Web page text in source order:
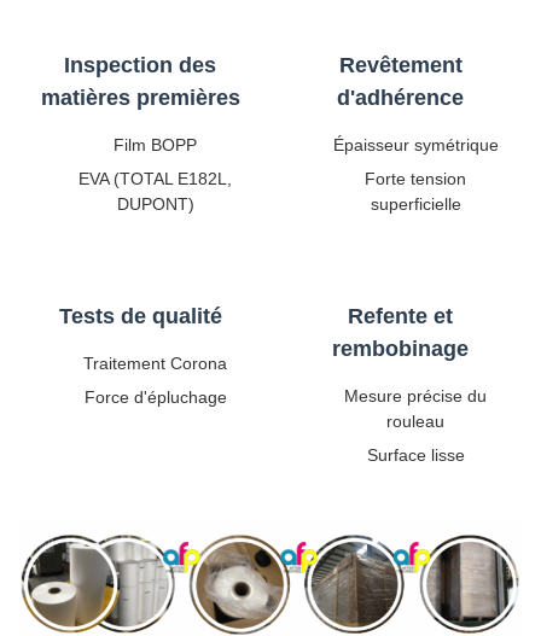
Inspection des
matières premières
Film BOPP
EVA (TOTAL E182L,
DUPONT)
Revêtement
d'adhérence
Épaisseur symétrique
Forte tension
superficielle
Tests de qualité
Traitement Corona
Force d'épluchage
Refente et
rembobinage
Mesure précise du
rouleau
Surface lisse